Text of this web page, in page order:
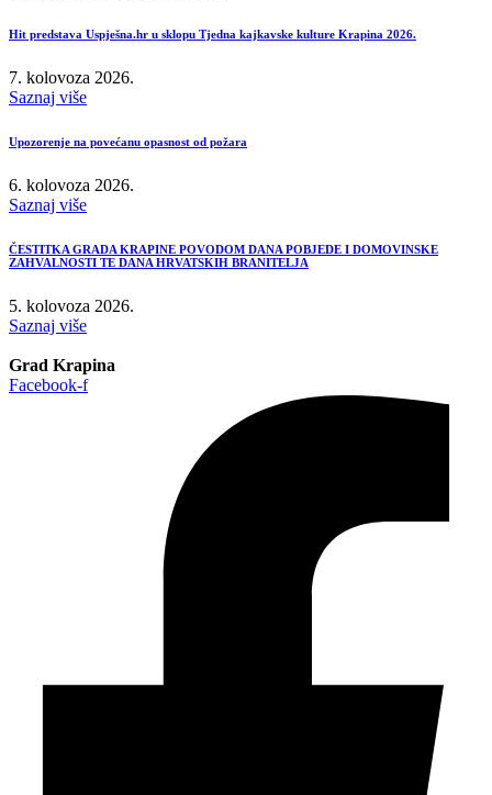
Hit predstava Uspješna.hr u sklopu Tjedna kajkavske kulture Krapina 2026.
7. kolovoza 2026.
Saznaj više
Upozorenje na povećanu opasnost od požara
6. kolovoza 2026.
Saznaj više
ČESTITKA GRADA KRAPINE POVODOM DANA POBJEDE I DOMOVINSKE
ZAHVALNOSTI TE DANA HRVATSKIH BRANITELJA
5. kolovoza 2026.
Saznaj više
Grad Krapina
Facebook-f